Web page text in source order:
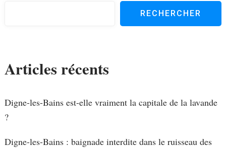
RECHERCHER
Articles récents
Digne-les-Bains est-elle vraiment la capitale de la lavande
?
Digne-les-Bains : baignade interdite dans le ruisseau des